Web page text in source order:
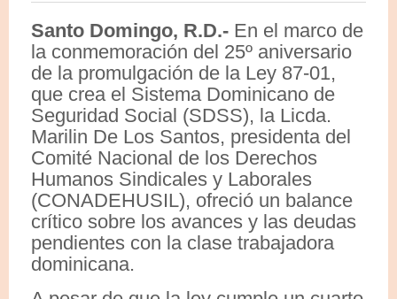
Santo Domingo, R.D.- En el marco de
la conmemoración del 25º aniversario
de la promulgación de la Ley 87-01,
que crea el Sistema Dominicano de
Seguridad Social (SDSS), la Licda.
Marilin De Los Santos, presidenta del
Comité Nacional de los Derechos
Humanos Sindicales y Laborales
(CONADEHUSIL), ofreció un balance
crítico sobre los avances y las deudas
pendientes con la clase trabajadora
dominicana.